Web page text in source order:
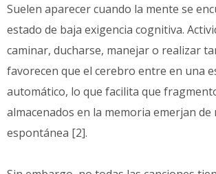
Suelen aparecer cuando la mente se
estado de baja exigencia cognitiva.
caminar, ducharse, manejar o realizar
favorecen que el cerebro entre en una
automático, lo que facilita que
almacenados en la memoria emerjan de
espontánea [2].